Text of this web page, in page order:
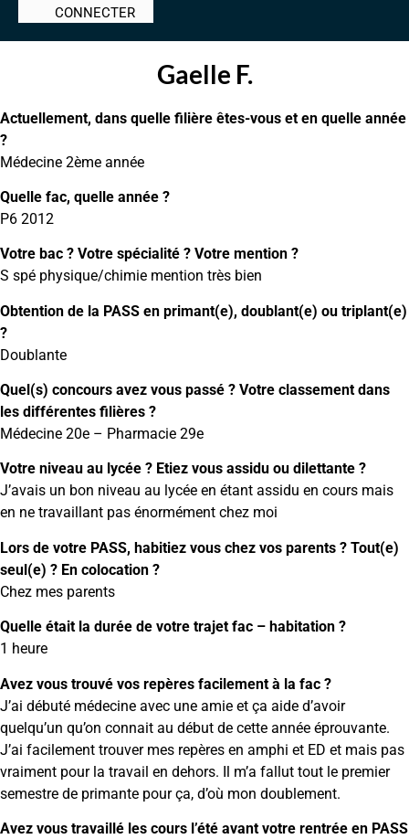
CONNECTER
Gaelle F.
Actuellement, dans quelle filière êtes-vous et en quelle année
?
Médecine 2ème année
Quelle fac, quelle année ?
P6 2012
Votre bac ? Votre spécialité ? Votre mention ?
S spé physique/chimie mention très bien
Obtention de la PASS en primant(e), doublant(e) ou triplant(e)
?
Doublante
Quel(s) concours avez vous passé ? Votre classement dans
les différentes filières ?
Médecine 20e – Pharmacie 29e
Votre niveau au lycée ? Etiez vous assidu ou dilettante ?
J’avais un bon niveau au lycée en étant assidu en cours mais
en ne travaillant pas énormément chez moi
Lors de votre PASS, habitiez vous chez vos parents ? Tout(e)
seul(e) ? En colocation ?
Chez mes parents
Quelle était la durée de votre trajet fac – habitation ?
1 heure
Avez vous trouvé vos repères facilement à la fac ?
J’ai débuté médecine avec une amie et ça aide d’avoir
quelqu’un qu’on connait au début de cette année éprouvante.
J’ai facilement trouver mes repères en amphi et ED et mais pas
vraiment pour la travail en dehors. Il m’a fallut tout le premier
semestre de primante pour ça, d’où mon doublement.
Avez vous travaillé les cours l’été avant votre rentrée en PASS